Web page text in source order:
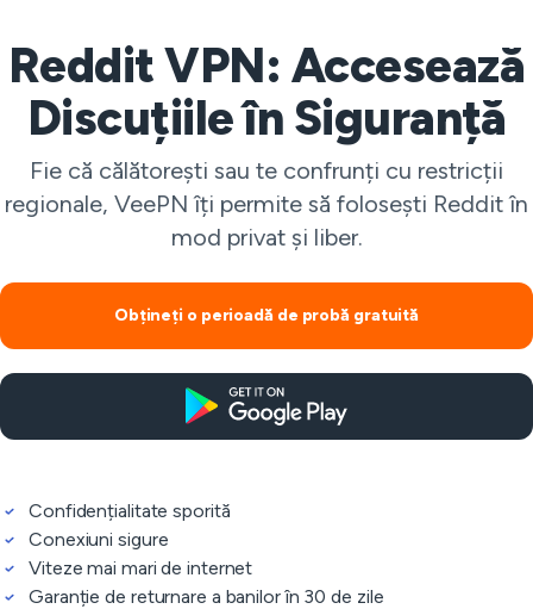
Reddit VPN: Accesează
Discuțiile în Siguranță
Fie că călătorești sau te confrunți cu restricții
regionale, VeePN îți permite să folosești Reddit în
mod privat și liber.
Obțineți o perioadă de probă gratuită
Confidențialitate sporită
Conexiuni sigure
Viteze mai mari de internet
Garanție de returnare a banilor în 30 de zile